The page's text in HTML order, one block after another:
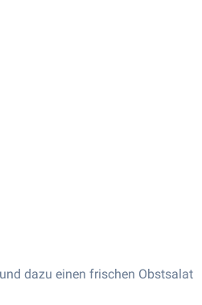
dazu einen frischen Obstsalat